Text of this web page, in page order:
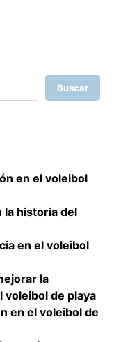
Buscar
en el voleibol
la historia del
en el voleibol
la
voleibol de playa
en el voleibol de